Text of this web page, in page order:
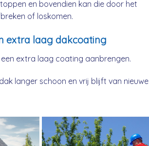
en bovendien kan die door het
of loskomen.
extra laag dakcoating
extra laag coating aanbrengen.
langer schoon en vrij blijft van nieuwe